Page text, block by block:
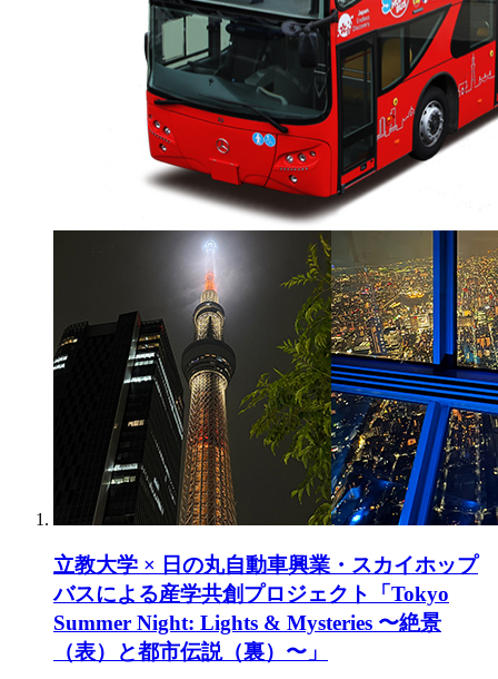
立教大学 × 日の丸自動車興業・スカイホップ
バスによる産学共創プロジェクト「Tokyo
Summer Night: Lights & Mysteries 〜絶景
（表）と都市伝説（裏）〜」